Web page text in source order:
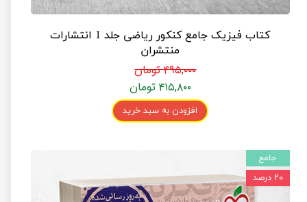
کتاب فیزیک جامع کنکور ریاضی جلد 1 انتشارات
منتشران
۴۹۵,۰۰۰ تومان
۴۱۵,۸۰۰ تومان
افزودن به سبد خرید
جامع
۲۰ درصد